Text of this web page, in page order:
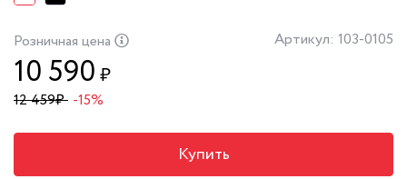
Розничная цена
10 590 ₽
12 459₽ -15%
Артикул: 103-0105
Купить